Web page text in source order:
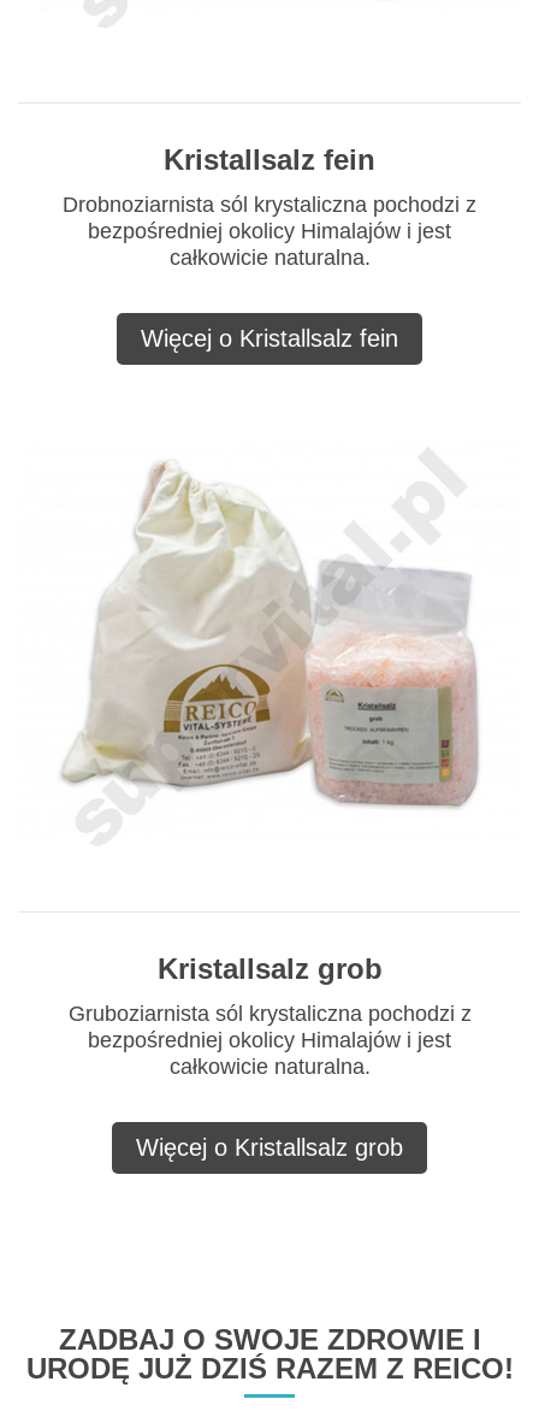
Kristallsalz fein
Drobnoziarnista sól krystaliczna pochodzi z
bezpośredniej okolicy Himalajów i jest
całkowicie naturalna.
Więcej o Kristallsalz fein
Kristallsalz grob
Gruboziarnista sól krystaliczna pochodzi z
bezpośredniej okolicy Himalajów i jest
całkowicie naturalna.
Więcej o Kristallsalz grob
ZADBAJ O SWOJE ZDROWIE I
URODĘ JUŻ DZIŚ RAZEM Z REICO!